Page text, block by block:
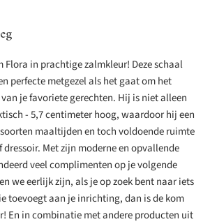
Flora in prachtige zalmkleur! Deze schaal
perfecte metgezel als het gaat om het
je favoriete gerechten. Hij is niet alleen
- 5,7 centimeter hoog, waardoor hij een
maaltijden en toch voldoende ruimte
Met zijn moderne en opvallende
veel complimenten op je volgende
we eerlijk zijn, als je op zoek bent naar iets
toevoegt aan je inrichting, dan is de kom
En in combinatie met andere producten uit